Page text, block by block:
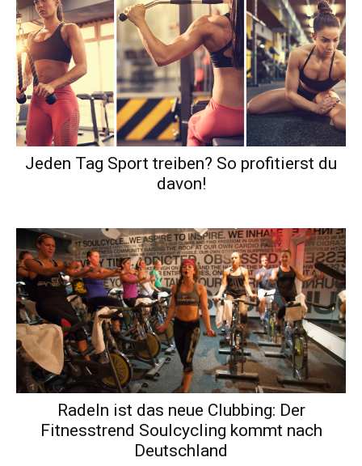
Jeden Tag Sport treiben? So profitierst du
davon!
Radeln ist das neue Clubbing: Der
Fitnesstrend Soulcycling kommt nach
Deutschland